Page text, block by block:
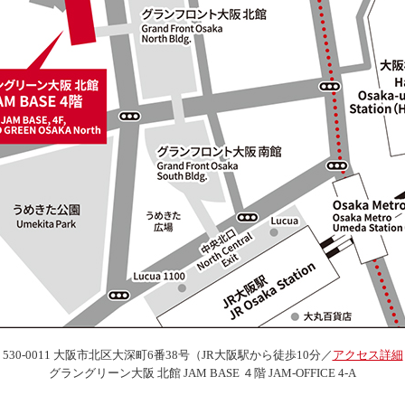
0011 大阪市北区大深町6番38号（JR大阪駅から徒歩10分／ アクセス詳細
グラングリーン大阪 北館 JAM BASE ４階 JAM-OFFICE 4-A